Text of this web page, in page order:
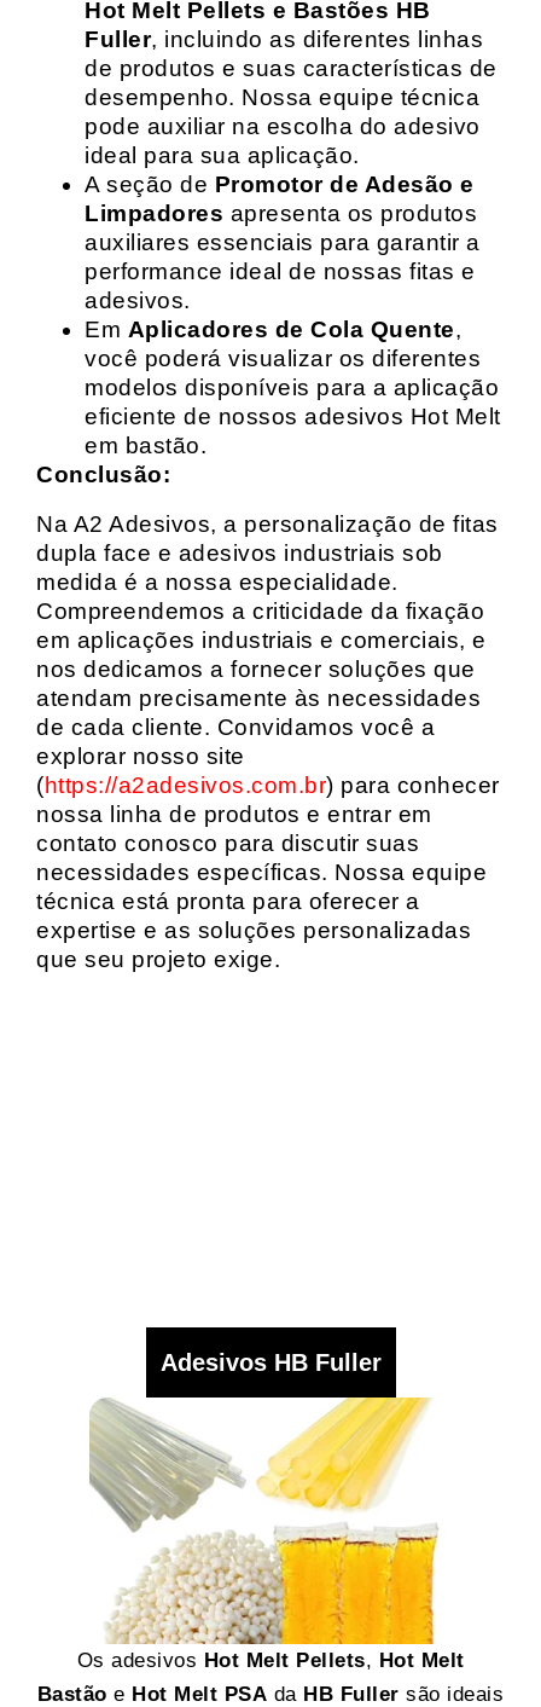
Hot Melt Pellets e Bastões HB
Fuller, incluindo as diferentes linhas
de produtos e suas características de
desempenho. Nossa equipe técnica
pode auxiliar na escolha do adesivo
ideal para sua aplicação.
A seção de Promotor de Adesão e
Limpadores apresenta os produtos
auxiliares essenciais para garantir a
performance ideal de nossas fitas e
adesivos.
Em Aplicadores de Cola Quente,
você poderá visualizar os diferentes
modelos disponíveis para a aplicação
eficiente de nossos adesivos Hot Melt
em bastão.
Conclusão:
Na A2 Adesivos, a personalização de fitas
dupla face e adesivos industriais sob
medida é a nossa especialidade.
Compreendemos a criticidade da fixação
em aplicações industriais e comerciais, e
nos dedicamos a fornecer soluções que
atendam precisamente às necessidades
de cada cliente. Convidamos você a
explorar nosso site
(https://a2adesivos.com.br) para conhecer
nossa linha de produtos e entrar em
contato conosco para discutir suas
necessidades específicas. Nossa equipe
técnica está pronta para oferecer a
expertise e as soluções personalizadas
que seu projeto exige.
Adesivos HB Fuller
Os adesivos Hot Melt Pellets, Hot Melt
Bastão e Hot Melt PSA da HB Fuller são ideais